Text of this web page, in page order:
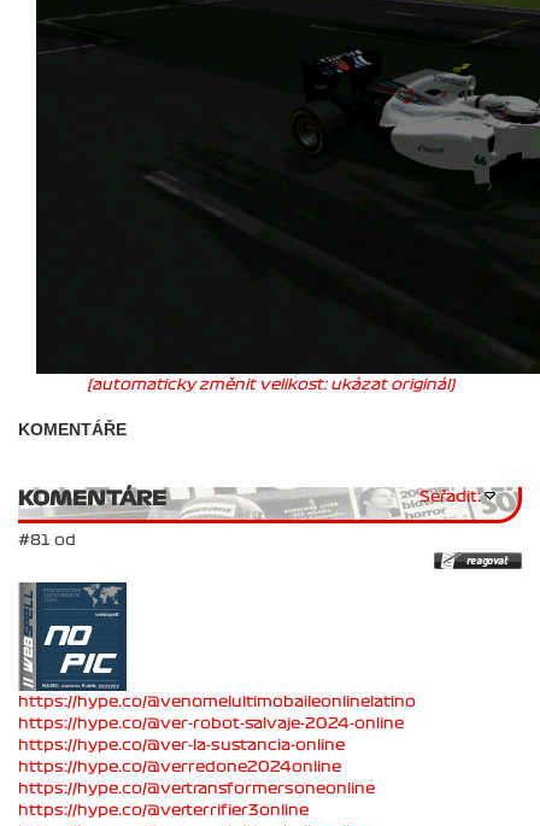
(automaticky změnit velikost: ukázat originál)
KOMENTÁŘE
KOMENTÁRE Seřadit:
#81 od
https://hype.co/@venomelultimobaileonlinelatino
https://hype.co/@ver-robot-salvaje-2024-online
https://hype.co/@ver-la-sustancia-online
https://hype.co/@verredone2024online
https://hype.co/@vertransformersoneonline
https://hype.co/@verterrifier3online